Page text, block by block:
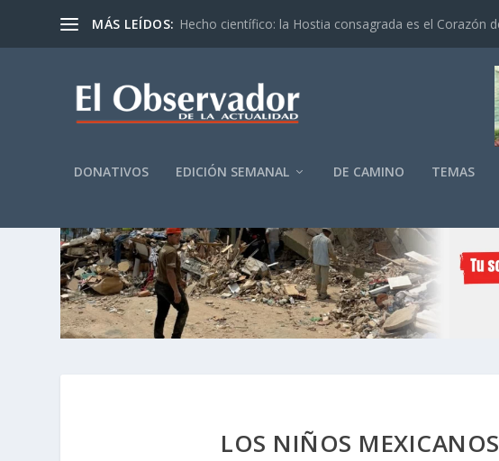
MÁS LEÍDOS: Hecho científico: la Hostia consagrada es el Corazón
DONATIVOS EDICIÓN SEMANAL DE CAMINO TEMAS
LOS NIÑOS